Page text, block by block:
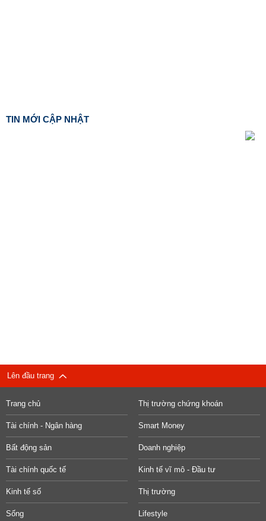
TIN MỚI CẬP NHẬT
Lên đầu trang
Trang chủ Thị trường chứng khoán
Tài chính - Ngân hàng Smart Money
Bất động sản Doanh nghiệp
Tài chính quốc tế Kinh tế vĩ mô - Đầu tư
Kinh tế số Thị trường
Sống Lifestyle